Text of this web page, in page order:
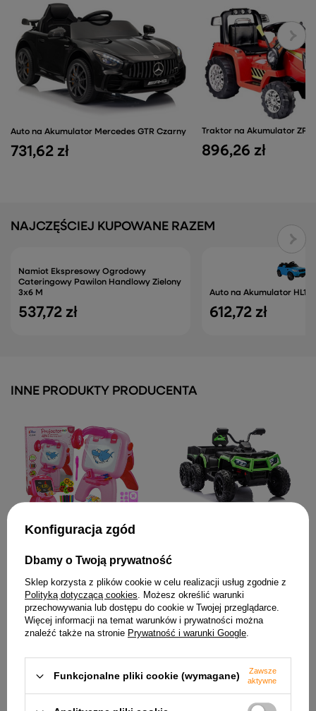
Auto na Akumulator Mercedes GTR Czarny
731,62 zł
Traktor na Akumulator
896,26 zł
NAJCZĘŚCIEJ KUPOWANE RAZEM
Namiot Ekspresowy Ogrodowy
Cateringowy Pawilon Handlowy Zielony
3x6 M
537,72 zł
Auto na Akumulator
612,72 zł
INNE PRODUKTY PRODUCENTA
Tablica Dwustronna
Kredowa Pisaki Stojąca
102,68 zł
Kuchnia Interaktywna Dla
Konfiguracja zgód
Dbamy o Twoją prywatność
Sklep korzysta z plików cookie w celu realizacji usług zgodnie z
Polityką dotyczącą cookies. Możesz określić warunki
przechowywania lub dostępu do cookie w Twojej przeglądarce.
Więcej informacji na temat warunków i prywatności można
znaleźć także na stronie Prywatność i warunki Google.
Funkcjonalne pliki cookie (wymagane)
Zawsze
aktywne